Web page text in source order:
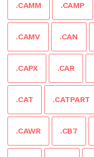
.CAMM .CAMP
.CAMV .CAN
.CAPX .CAR
.CAT .CATPART
.CAWR .CB7